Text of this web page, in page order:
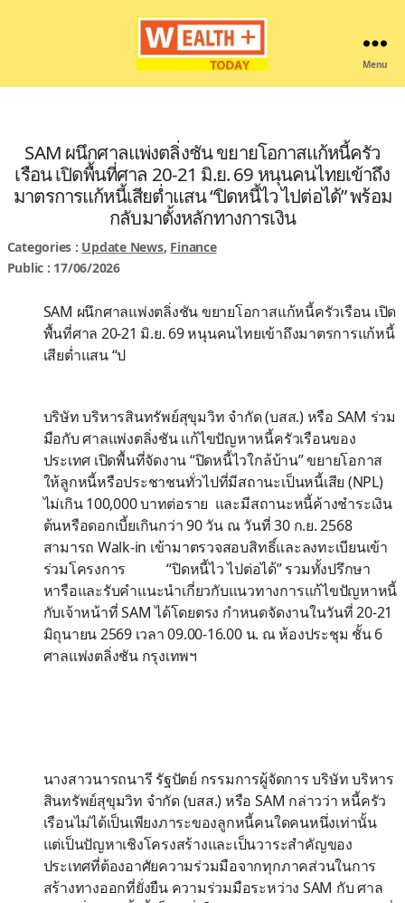
Menu
SAM ผนึกศาลแพ่งตลิ่งชัน ขยายโอกาสแก้หนี้ครัว
เรือน เปิดพื้นที่ศาล 20-21 มิ.ย. 69 หนุนคนไทยเข้าถึง
มาตรการแก้หนี้เสียต่ำแสน “ปิดหนี้ไว ไปต่อได้” พร้อม
กลับมาตั้งหลักทางการเงิน
Categories : Update News, Finance
Public : 17/06/2026
SAM ผนึกศาลแพ่งตลิ่งชัน ขยายโอกาสแก้หนี้ครัวเรือน เปิด
พื้นที่ศาล 20-21 มิ.ย. 69 หนุนคนไทยเข้าถึงมาตรการแก้หนี้
เสียต่ำแสน “ป
บริษัท บริหารสินทรัพย์สุขุมวิท จำกัด (บสส.) หรือ SAM ร่วม
มือกับ ศาลแพ่งตลิ่งชัน แก้ไขปัญหาหนี้ครัวเรือนของ
ประเทศ เปิดพื้นที่จัดงาน “ปิดหนี้ไวใกล้บ้าน” ขยายโอกาส
ให้ลูกหนี้หรือประชาชนทั่วไปที่มีสถานะเป็นหนี้เสีย (NPL)
ไม่เกิน 100,000 บาทต่อราย และมีสถานะหนี้ค้างชำระเงิน
ต้นหรือดอกเบี้ยเกินกว่า 90 วัน ณ วันที่ 30 ก.ย. 2568
สามารถ Walk-in เข้ามาตรวจสอบสิทธิ์และลงทะเบียนเข้า
ร่วมโครงการ “ปิดหนี้ไว ไปต่อได้” รวมทั้งปรึกษา
หารือและรับคำแนะนำเกี่ยวกับแนวทางการแก้ไขปัญหาหนี้
กับเจ้าหน้าที่ SAM ได้โดยตรง กำหนดจัดงานในวันที่ 20-21
มิถุนายน 2569 เวลา 09.00-16.00 น. ณ ห้องประชุม ชั้น 6
ศาลแพ่งตลิ่งชัน กรุงเทพฯ
นางสาวนารถนารี รัฐปัตย์ กรรมการผู้จัดการ บริษัท บริหาร
สินทรัพย์สุขุมวิท จำกัด (บสส.) หรือ SAM กล่าวว่า หนี้ครัว
เรือนไม่ได้เป็นเพียงภาระของลูกหนี้คนใดคนหนึ่งเท่านั้น
แต่เป็นปัญหาเชิงโครงสร้างและเป็นวาระสำคัญของ
ประเทศที่ต้องอาศัยความร่วมมือจากทุกภาคส่วนในการ
สร้างทางออกที่ยั่งยืน ความร่วมมือระหว่าง SAM กับ ศาล